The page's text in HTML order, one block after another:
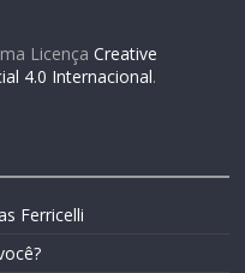
LicençaCreative
4.0 Internacional.
Ferricelli